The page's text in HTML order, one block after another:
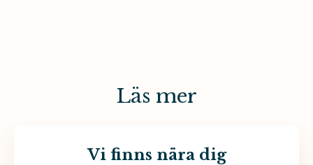
Läs mer
Vi finns nära dig